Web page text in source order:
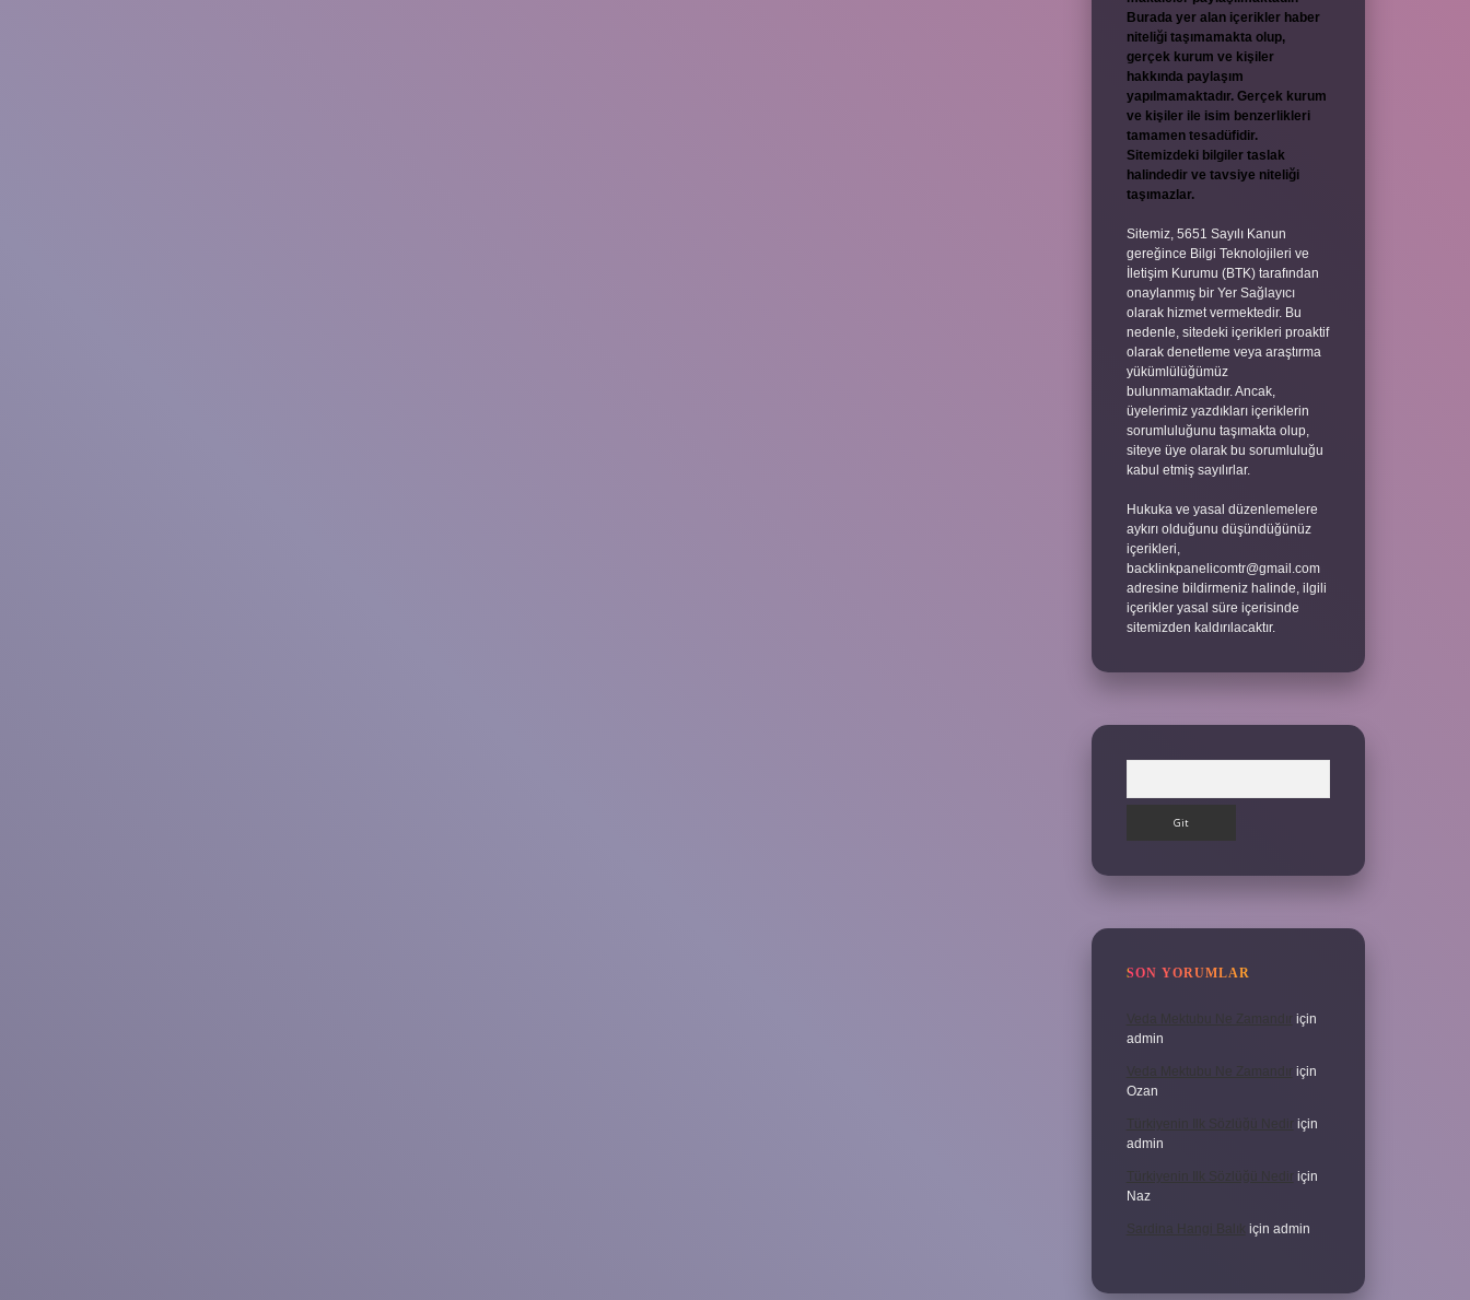
Burada yer alan içerikler haber
niteliği taşımamakta olup,
gerçek kurum ve kişiler
hakkında paylaşım
yapılmamaktadır. Gerçek kurum
ve kişiler ile isim benzerlikleri
tamamen tesadüfidir.
Sitemizdeki bilgiler taslak
halindedir ve tavsiye niteliği
taşımazlar.
Sitemiz, 5651 Sayılı Kanun
gereğince Bilgi Teknolojileri ve
İletişim Kurumu (BTK) tarafından
onaylanmış bir Yer Sağlayıcı
olarak hizmet vermektedir. Bu
nedenle, sitedeki içerikleri proaktif
olarak denetleme veya araştırma
yükümlülüğümüz
bulunmamaktadır. Ancak,
üyelerimiz yazdıkları içeriklerin
sorumluluğunu taşımakta olup,
siteye üye olarak bu sorumluluğu
kabul etmiş sayılırlar.
Hukuka ve yasal düzenlemelere
aykırı olduğunu düşündüğünüz
içerikleri,
backlinkpanelicomtr@gmail.com
adresine bildirmeniz halinde, ilgili
içerikler yasal süre içerisinde
sitemizden kaldırılacaktır.
SON YORUMLAR
Veda Mektubu Ne Zamandır için
admin
Veda Mektubu Ne Zamandır için
Ozan
Türkiyenin Ilk Sözlüğü Nedir için
admin
Türkiyenin Ilk Sözlüğü Nedir için
Naz
Sardina Hangi Balık için admin